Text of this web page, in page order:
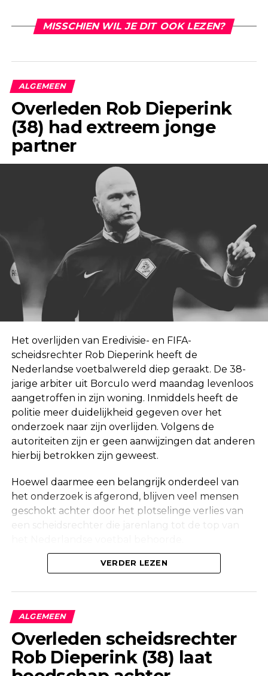
MISSCHIEN WIL JE DIT OOK LEZEN?
ALGEMEEN
Overleden Rob Dieperink
(38) had extreem jonge
partner
Het overlijden van Eredivisie- en FIFA-
scheidsrechter Rob Dieperink heeft de
Nederlandse voetbalwereld diep geraakt. De 38-
jarige arbiter uit Borculo werd maandag levenloos
aangetroffen in zijn woning. Inmiddels heeft de
politie meer duidelijkheid gegeven over het
onderzoek naar zijn overlijden. Volgens de
autoriteiten zijn er geen aanwijzingen dat anderen
hierbij betrokken zijn geweest.
Hoewel daarmee een belangrijk onderdeel van
het onderzoek is afgerond, blijven veel mensen
geschokt achter door het plotselinge verlies van
een scheidsrechter die jarenlang tot de top van
Onderzoek na vondst in woning
Molenstraat in Borculo een overleden persoon
aangetroffen. Kort daarna bevestigde de politie
dat er onderzoek werd gedaan naar de
omstandigheden van het overlijden.
VERDER LEZEN
ALGEMEEN
Overleden scheidsrechter
Rob Dieperink (38) laat